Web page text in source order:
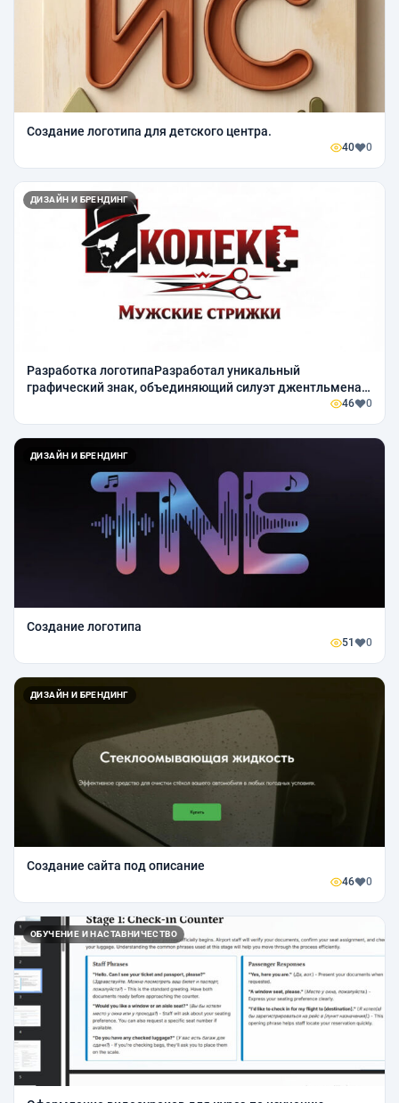
Создание логотипа для детского центра.
40 0
ДИЗАЙН И БРЕНДИНГ
Разработка логотипаРазработал уникальный
графический знак, объединяющий силуэт джентльмена и
классические инструменты мастера (ножницы, бритва).
Интегрировал элементы опасной брит
46 0
ДИЗАЙН И БРЕНДИНГ
Создание логотипа
51 0
ДИЗАЙН И БРЕНДИНГ
Создание сайта под описание
46 0
ОБУЧЕНИЕ И НАСТАВНИЧЕСТВО